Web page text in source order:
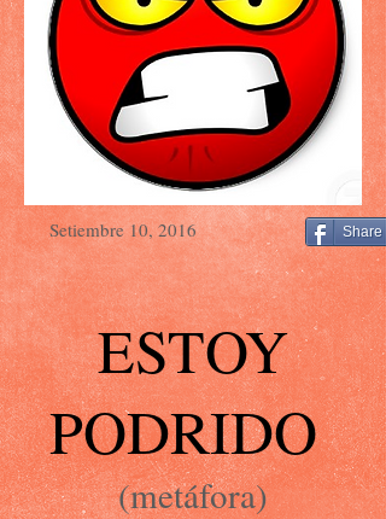
Setiembre 10, 2016 Share
ESTOY
PODRIDO
(metáfora)